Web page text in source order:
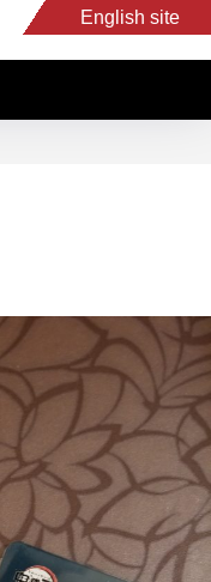
English site